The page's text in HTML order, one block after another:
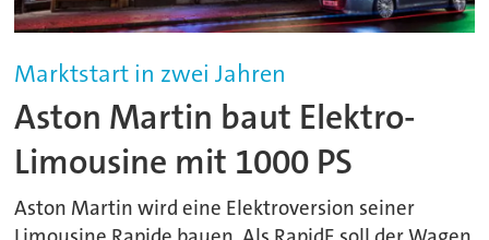
Marktstart in zwei Jahren
Aston Martin baut Elektro-
Limousine mit 1000 PS
Aston Martin wird eine Elektroversion seiner